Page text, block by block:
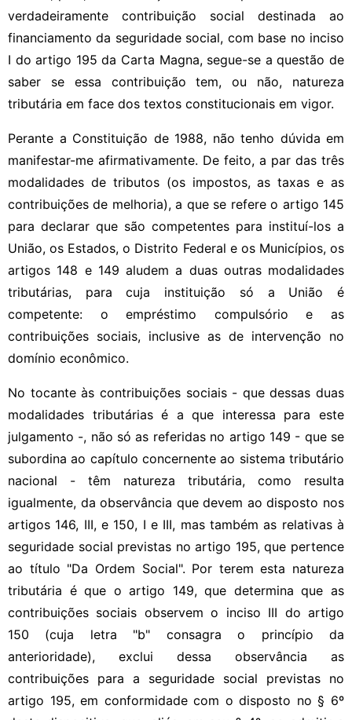
verdadeiramente contribuição social destinada ao
financiamento da seguridade social, com base no inciso
I do artigo 195 da Carta Magna, segue-se a questão de
saber se essa contribuição tem, ou não, natureza
tributária em face dos textos constitucionais em vigor.
Perante a Constituição de 1988, não tenho dúvida em
manifestar-me afirmativamente. De feito, a par das três
modalidades de tributos (os impostos, as taxas e as
contribuições de melhoria), a que se refere o artigo 145
para declarar que são competentes para instituí-los a
União, os Estados, o Distrito Federal e os Municípios, os
artigos 148 e 149 aludem a duas outras modalidades
tributárias, para cuja instituição só a União é
competente: o empréstimo compulsório e as
contribuições sociais, inclusive as de intervenção no
domínio econômico.
No tocante às contribuições sociais - que dessas duas
modalidades tributárias é a que interessa para este
julgamento -, não só as referidas no artigo 149 - que se
subordina ao capítulo concernente ao sistema tributário
nacional - têm natureza tributária, como resulta
igualmente, da observância que devem ao disposto nos
artigos 146, III, e 150, I e III, mas também as relativas à
seguridade social previstas no artigo 195, que pertence
ao título "Da Ordem Social". Por terem esta natureza
tributária é que o artigo 149, que determina que as
contribuições sociais observem o inciso III do artigo
150 (cuja letra "b" consagra o princípio da
anterioridade), exclui dessa observância as
contribuições para a seguridade social previstas no
artigo 195, em conformidade com o disposto no § 6º